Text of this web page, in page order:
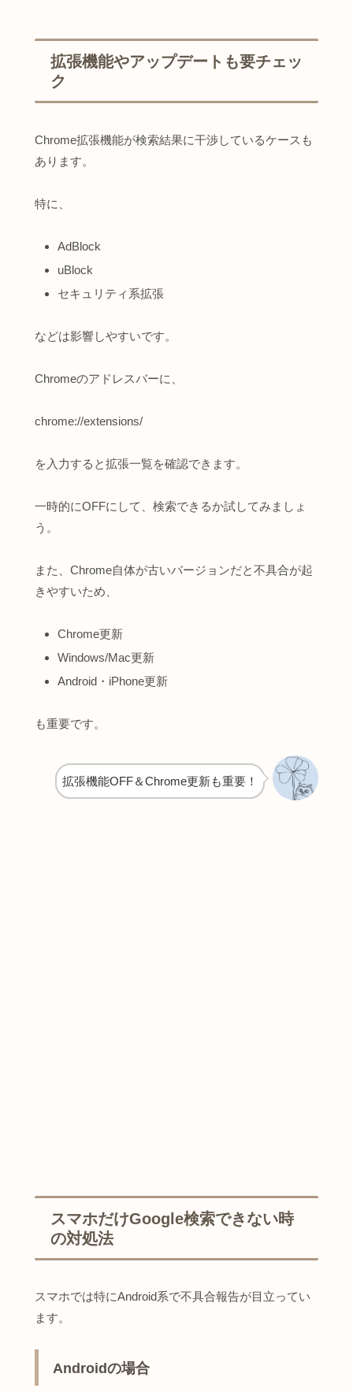
拡張機能やアップデートも要チェッ
ク
Chrome拡張機能が検索結果に干渉しているケースも
あります。
特に、
AdBlock
uBlock
セキュリティ系拡張
などは影響しやすいです。
Chromeのアドレスバーに、
chrome://extensions/
を入力すると拡張一覧を確認できます。
一時的にOFFにして、検索できるか試してみましょ
う。
また、Chrome自体が古いバージョンだと不具合が起
きやすいため、
Chrome更新
Windows/Mac更新
Android・iPhone更新
も重要です。
拡張機能OFF＆Chrome更新も重要！
スマホだけGoogle検索できない時
の対処法
スマホでは特にAndroid系で不具合報告が目立ってい
ます。
Androidの場合